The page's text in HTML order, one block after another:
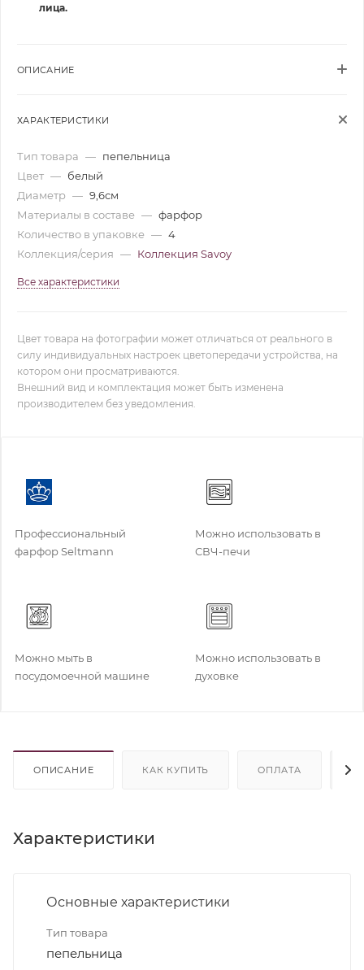
лица.
ОПИСАНИЕ
ХАРАКТЕРИСТИКИ
Тип товара — пепельница
Цвет — белый
Диаметр — 9,6см
Материалы в составе — фарфор
Количество в упаковке — 4
Коллекция/серия — Коллекция Savoy
Все характеристики
Цвет товара на фотографии может отличаться от реального в
силу индивидуальных настроек цветопередачи устройства, на
котором они просматриваются.
Внешний вид и комплектация может быть изменена
производителем без уведомления.
Профессиональный
фарфор Seltmann
Можно использовать в
СВЧ-печи
Можно мыть в
посудомоечной машине
Можно использовать в
духовке
ОПИСАНИЕ КАК КУПИТЬ ОПЛАТА
Характеристики
Основные характеристики
Тип товара
пепельница